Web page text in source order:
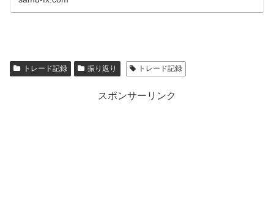
トレード記録 振り返り トレード記録
スポンサーリンク